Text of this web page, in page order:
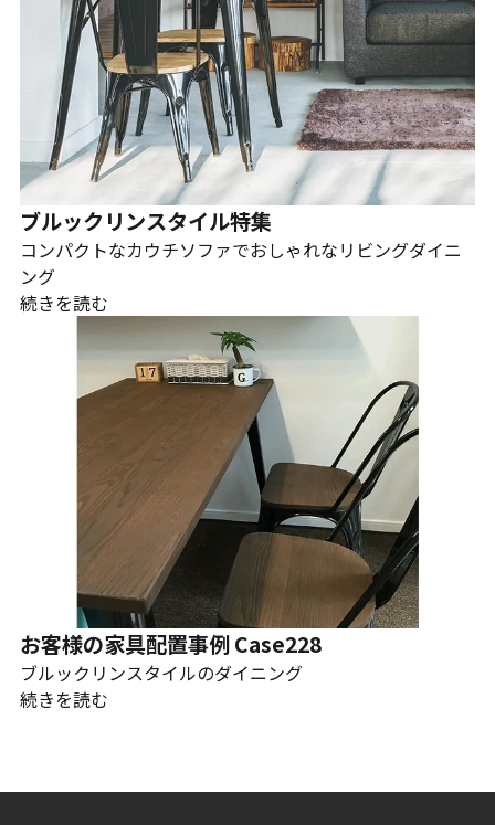
ブルックリンスタイル特集
コンパクトなカウチソファでおしゃれなリビングダイニ
ング
続きを読む
お客様の家具配置事例 Case228
ブルックリンスタイルのダイニング
続きを読む